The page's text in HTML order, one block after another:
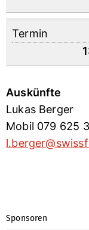
Termin
Auskünfte
Lukas Berger
Mobil 079 625
Sponsoren